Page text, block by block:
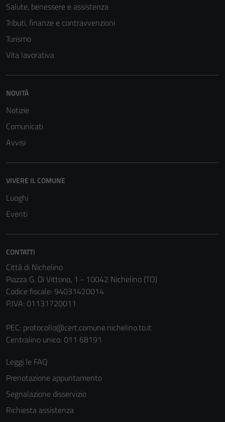
Salute, benessere e assistenza
Tributi, finanze e contravvenzioni
Turismo
Vita lavorativa
NOVITÀ
Notizie
Comunicati
Avvisi
VIVERE IL COMUNE
Luoghi
Eventi
CONTATTI
Città di Nichelino
Piazza G. Di Vittorio, 1 - 10042 Nichelino (TO)
Codice fiscale: 94031420014
P.IVA: 01131720011
PEC: protocollo@cert.comune.nichelino.to.it
Centralino unico: 011 68191
Leggi le FAQ
Prenotazione appuntamento
Segnalazione disservizio
Richiesta assistenza
per il
essere
informazioni